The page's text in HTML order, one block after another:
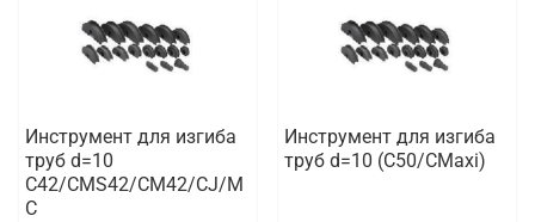
Инструмент для изгиба
труб d=10
C42/CMS42/CM42/CJ/M
C
Инструмент для изгиба
труб d=10 (C50/CMaxi)